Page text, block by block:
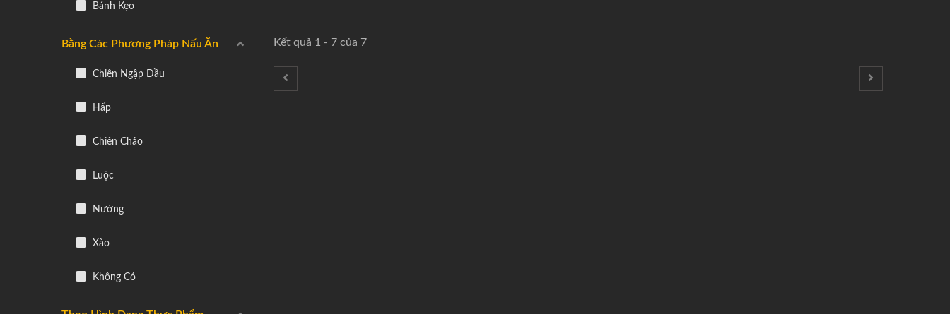
Bánh Kẹo
Bằng Các Phương Pháp Nấu Ăn
Chiên Ngập Dầu
Hấp
Chiên Chảo
Luộc
Nướng
Xào
Không Có
Kết quả 1 - 7 của 7